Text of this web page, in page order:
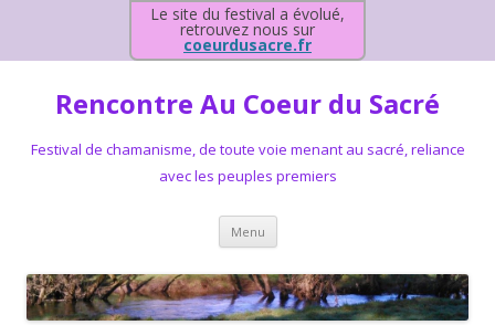
Le site du festival a évolué,
retrouvez nous sur
coeurdusacre.fr
Rencontre Au Coeur du Sacré
Festival de chamanisme, de toute voie menant au sacré, reliance
avec les peuples premiers
Menu Aller au contenu principal